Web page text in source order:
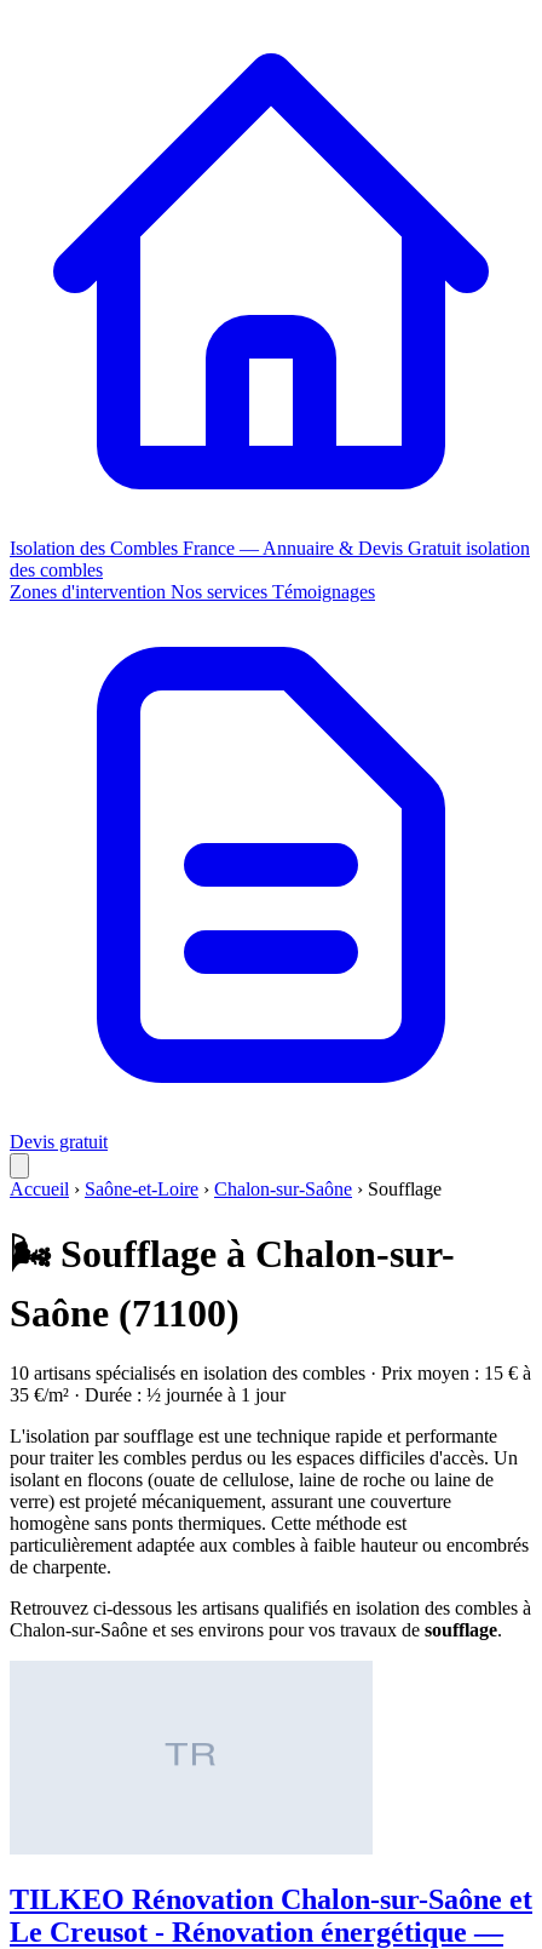
Isolation des Combles France — Annuaire & Devis Gratuit isolation
des combles
Zones d'intervention Nos services Témoignages
Devis gratuit
Accueil › Saône-et-Loire › Chalon-sur-Saône › Soufflage
🌬️ Soufflage à Chalon-sur-
Saône (71100)
10 artisans spécialisés en isolation des combles · Prix moyen : 15 € à
35 €/m² · Durée : ½ journée à 1 jour
L'isolation par soufflage est une technique rapide et performante
pour traiter les combles perdus ou les espaces difficiles d'accès. Un
isolant en flocons (ouate de cellulose, laine de roche ou laine de
verre) est projeté mécaniquement, assurant une couverture
homogène sans ponts thermiques. Cette méthode est
particulièrement adaptée aux combles à faible hauteur ou encombrés
de charpente.
Retrouvez ci-dessous les artisans qualifiés en isolation des combles à
Chalon-sur-Saône et ses environs pour vos travaux de soufflage.
TILKEO Rénovation Chalon-sur-Saône et
Le Creusot - Rénovation énergétique —